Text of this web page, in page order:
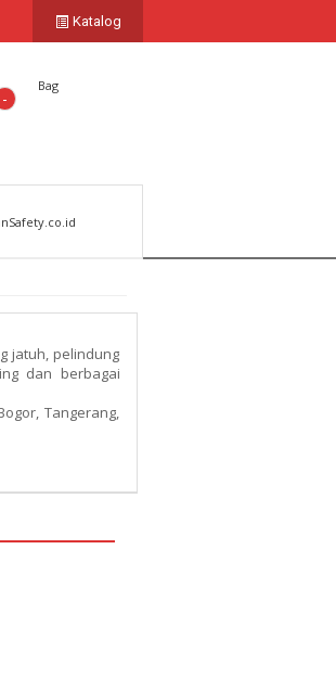
Katalog
-
Bag
jatuh, pelindung
dan berbagai
Tangerang,